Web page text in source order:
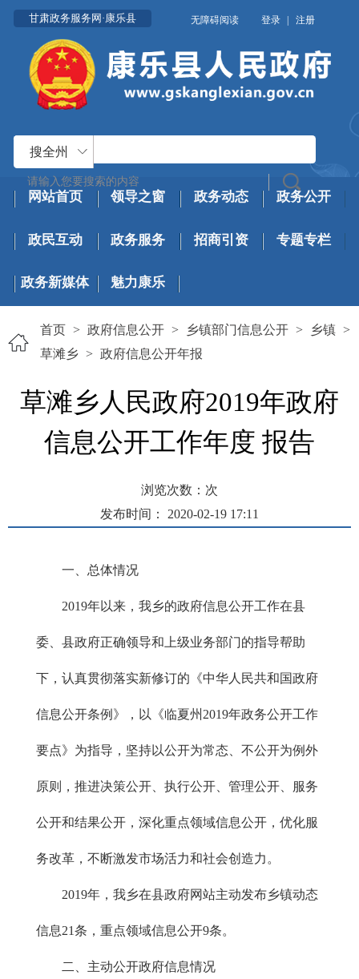
甘肃政务服务网·康乐县 无障碍阅读 登录 | 注册
搜全州
网站首页 领导之窗 政务动态 政务公开
政民互动 政务服务 招商引资 专题专栏
政务新媒体 魅力康乐
首页 > 政府信息公开 > 乡镇部门信息公开 > 乡镇 >
草滩乡 > 政府信息公开年报
草滩乡人民政府2019年政府
信息公开工作年度 报告
浏览次数： 次
发布时间： 2020-02-19 17:11
一、 总体情况
2019年以来，我乡的政府信息公开工作在县
委、县政府正确领导和上级业务部门的指导帮助
下，认真贯彻落实新修订的《中华人民共和国政府
信息公开条例》，以《临夏州2019年政务公开工作
要点》为指导，坚持以公开为常态、不公开为例外
原则，推进决策公开、执行公开、管理公开、服务
公开和结果公开，深化重点领域信息公开，优化服
务改革，不断激发市场活力和社会创造力。
2019年，我乡在县政府网站主动发布乡镇动态
信息21条，重点领域信息公开9条。
二、主动公开政府信息情况